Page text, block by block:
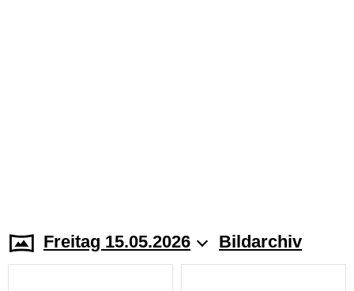
Freitag 15.05.2026 Bildarchiv